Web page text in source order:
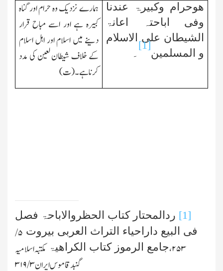
ھوحرام وکبیرۃ عندنا
وفی اباحتہ اعانۃ
الشیطان علی الاسلام
و المسلمین
[1]
۔
ہمارے نزدیك وہ حرام اور گناہ
کبیرہ ہے اور اسے مباح قرار
دینے میں اسلام اور اہل اسلام
کے خلاف شیطان لعین کی مدد
کرناہے۔(ت)
[1] ردالمحتار کتاب الحظروالاباحۃ فصل
فی البیع داراحیاء التراث العربی بیروت
۵ /
۲۵۳، جامع الرموز کتاب الکراھیۃمکتبہ اسلامیہ
گنبدقاموس ایران۳ /۳۱۹